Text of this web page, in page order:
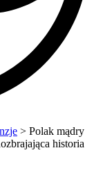
> Polak mądry
historia